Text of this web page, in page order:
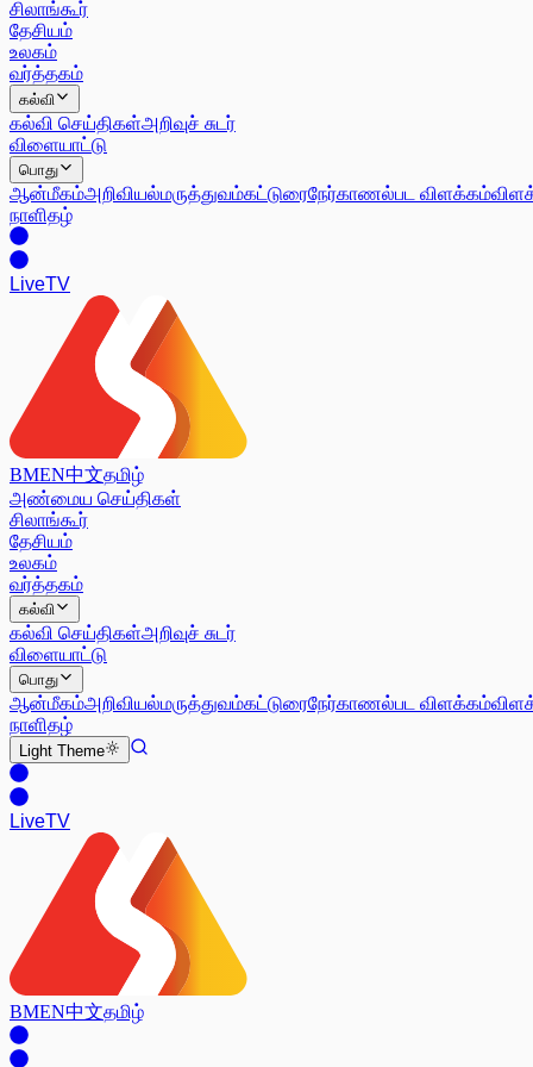
சிலாங்கூர்
தேசியம்
உலகம்
வர்த்தகம்
கல்வி
கல்வி செய்திகள்அறிவுச் சுடர்
விளையாட்டு
பொது
ஆன்மீகம்அறிவியல்மருத்துவம்கட்டுரைநேர்காணல்பட விளக்கம்
நாளிதழ்
LiveTV
BMEN中文தமிழ்
அண்மைய செய்திகள்
சிலாங்கூர்
தேசியம்
உலகம்
வர்த்தகம்
கல்வி
கல்வி செய்திகள்அறிவுச் சுடர்
விளையாட்டு
பொது
ஆன்மீகம்அறிவியல்மருத்துவம்கட்டுரைநேர்காணல்பட விளக்கம்
நாளிதழ்
Light Theme
LiveTV
BMEN中文தமிழ்